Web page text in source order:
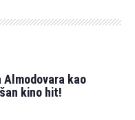
Almodovara kao
kino hit!